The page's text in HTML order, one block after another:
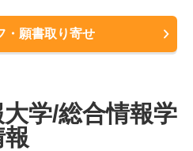
・願書取り寄せ
学/総合情報学